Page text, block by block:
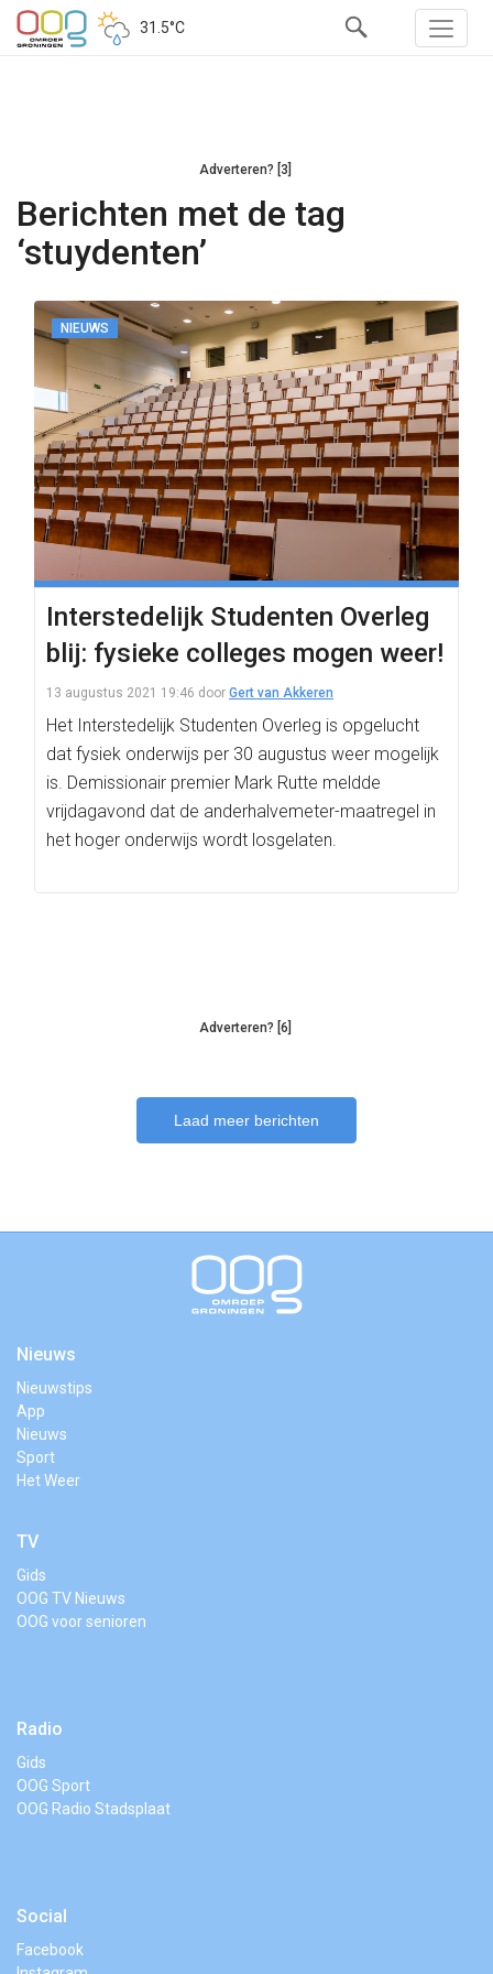
31.5°C
Adverteren? [3]
Berichten met de tag
‘stuydenten’
NIEUWS
Interstedelijk Studenten Overleg
blij: fysieke colleges mogen weer!
13 augustus 2021 19:46 door Gert van Akkeren
Het Interstedelijk Studenten Overleg is opgelucht
dat fysiek onderwijs per 30 augustus weer mogelijk
is. Demissionair premier Mark Rutte meldde
vrijdagavond dat de anderhalvemeter-maatregel in
het hoger onderwijs wordt losgelaten.
Adverteren? [6]
Laad meer berichten
Nieuws
Nieuwstips
App
Nieuws
Sport
Het Weer
TV
Gids
OOG TV Nieuws
OOG voor senioren
Radio
Gids
OOG Sport
OOG Radio Stadsplaat
Social
Facebook